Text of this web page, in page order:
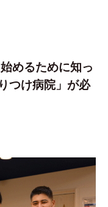
めるために知っ
つけ病院」が必